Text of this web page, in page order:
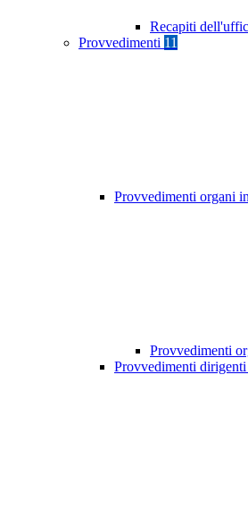
Recapiti
Provvedimenti 11
Provvedimenti organi
Provvedimenti
Provvedimenti